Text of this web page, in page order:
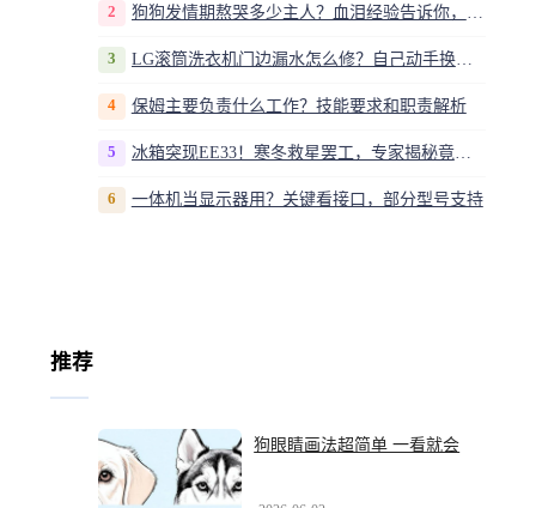
2
3 LG滚筒洗衣机门边漏水怎么修？自己动手换密封圈教程视频
4 保姆主要负责什么工作？技能要求和职责解析
5 冰箱突现EE33！寒冬救星罢工，专家揭秘竟是无解故障？
6 一体机当显示器用？关键看接口，部分型号支持
推荐
狗眼睛画法超简单 一看就会